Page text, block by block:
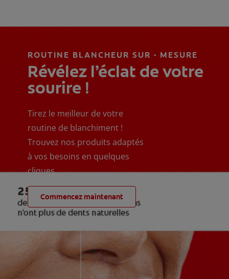
ROUTINE BLANCHEUR SUR - MESURE
Révélez l’éclat de votre
sourire !
Tirez le meilleur de votre
routine de blanchiment !
Trouvez nos produits adaptés
à vos besoins en quelques
cliques
Commencez maintenant